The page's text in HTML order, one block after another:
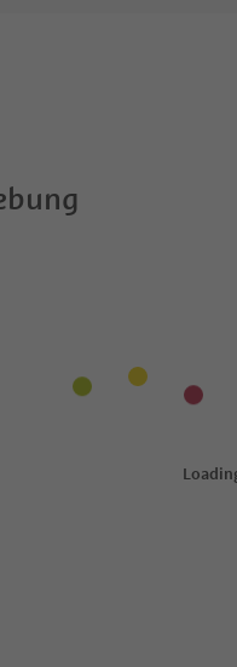
Angerhof erlaubt?
Angerhof?